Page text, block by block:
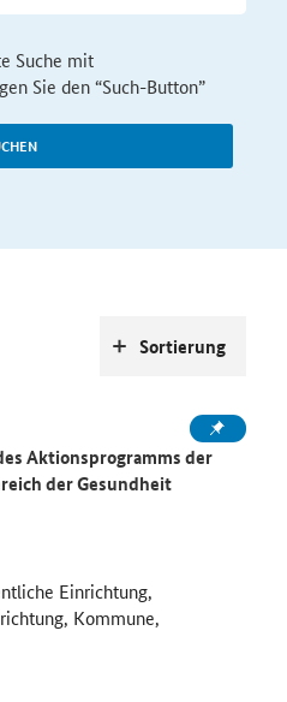
Suche mit
Sie den “Such-Button”
Aktionsprogramms der
der Gesundheit
Einrichtung,
Kommune,
Sortierung